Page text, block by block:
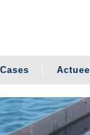
Cases Actueel